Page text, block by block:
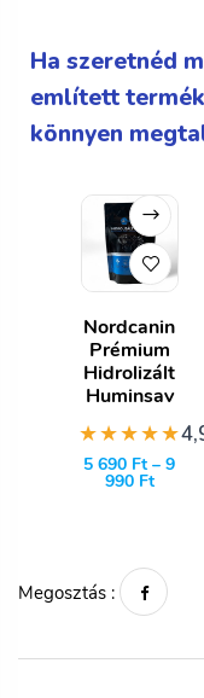
Ha szeretnéd
említett
könnyen
Nordcanin
Prémium
Hidrolizált
Huminsav
★★★★★
5 690 Ft –9
990 Ft
Megosztás :